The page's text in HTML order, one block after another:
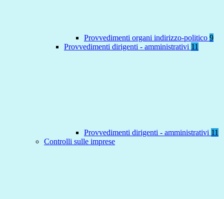
Provvedimenti organi indirizzo-politico 9
Provvedimenti dirigenti - amministrativi 11
Provvedimenti dirigenti - amministrativi 11
Controlli sulle imprese